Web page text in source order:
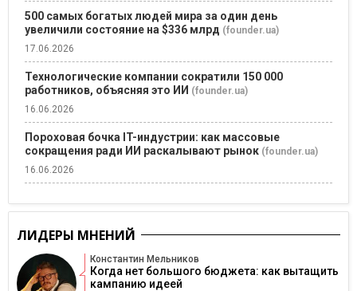
500 самых богатых людей мира за один день
увеличили состояние на $336 млрд (founder.ua)
17.06.2026
Технологические компании сократили 150 000
работников, объясняя это ИИ (founder.ua)
16.06.2026
Пороховая бочка IT-индустрии: как массовые
сокращения ради ИИ раскалывают рынок (founder.ua)
16.06.2026
ЛИДЕРЫ МНЕНИЙ
Константин Мельников
Когда нет большого бюджета: как вытащить
кампанию идеей